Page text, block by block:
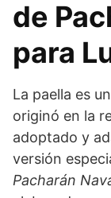
de
para
La paella es
originó en la
adoptado y
versión
Pacharán